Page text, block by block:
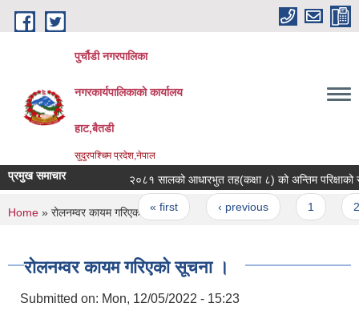
Skip to main content
पुर्चौडी नगरपालिका
नगरकार्यपालिकाकाे कार्यालय
हाट,बैतडी
सुदुरपश्चिम प्रदेश,नेपाल
प्रमुख समाचार २०८१ सालको आधारभुत तह(कक्षा ८) को अन्तिम परिक्षाको
Pages
« first ‹ previous
You are here
Home » रोलनम्वर कायम गरिएको सूचना ।
रोलनम्वर कायम गरिएको सूचना ।
Submitted on: Mon, 12/05/2022 - 15:23